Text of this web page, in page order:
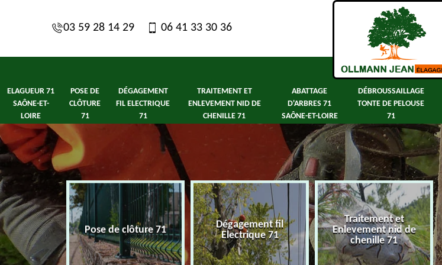
03 59 28 14 29 06 41 33 30 36
ELAGUEUR 71
SAÔNE-ET-
LOIRE
POSE DE
CLÔTURE
71
DÉGAGEMENT
FIL ELECTRIQUE
71
TRAITEMENT ET
ENLEVEMENT NID DE
CHENILLE 71
ABATTAGE
D'ARBRES 71
SAÔNE-ET-LOIRE
DÉBROUSSAILLAGE
TONTE DE PELOUSE
71
Saône-et-
Pose de clôture 71
Dégagement fil
Electrique 71
Traitement et
Enlevement nid de
chenille 71